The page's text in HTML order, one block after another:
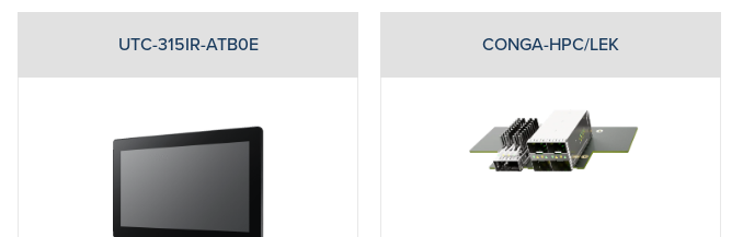
UTC-315IR-ATB0E CONGA-HPC/LEK